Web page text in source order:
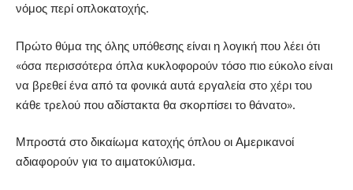
νόμος περί οπλοκατοχής.
Πρώτο θύμα της όλης υπόθεσης είναι η λογική που λέει ότι
«όσα περισσότερα όπλα κυκλοφορούν τόσο πιο εύκολο είναι
να βρεθεί ένα από τα φονικά αυτά εργαλεία στο χέρι του
κάθε τρελού που αδίστακτα θα σκορπίσει το θάνατο».
Μπροστά στο δικαίωμα κατοχής όπλου οι Αμερικανοί
αδιαφορούν για το αιματοκύλισμα.